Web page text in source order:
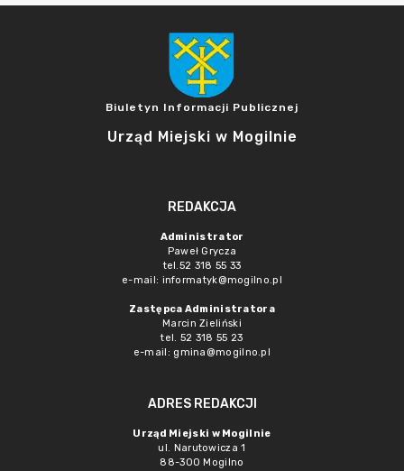
Biuletyn Informacji Publicznej
Urząd Miejski w Mogilnie
REDAKCJA
Administrator
Paweł Grycza
tel.52 318 55 33
e-mail: informatyk@mogilno.pl
Zastępca Administratora
Marcin Zieliński
tel. 52 318 55 23
e-mail: gmina@mogilno.pl
ADRES REDAKCJI
Urząd Miejski w Mogilnie
ul. Narutowicza 1
88-300 Mogilno